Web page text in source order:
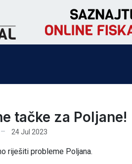
tačke za Poljane!
24 Jul 2023
riješiti probleme Poljana.